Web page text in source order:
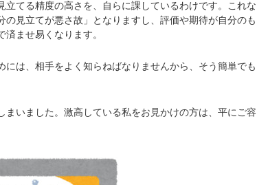
てる精度の高さを、自らに課しているわけです。これな
の見立てが悪さ故」となりますし、評価や期待が自分のも
ませ易くなります。
は、相手をよく知らねばなりませんから、そう簡単でも
いました。激高している私をお見かけの方は、平にご容